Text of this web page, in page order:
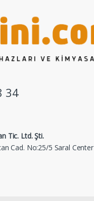
34
Tic. Ltd. Şti.
Cad. No:25/5 Saral Center